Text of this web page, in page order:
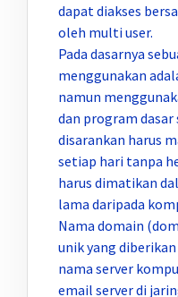
dapat diakses
oleh multi user.
Pada dasarnya
menggunakan
namun
dan program dasar
disarankan harus
setiap hari tanpa
harus dimatikan
lama daripada
Nama domain
unik yang
nama server
email server di